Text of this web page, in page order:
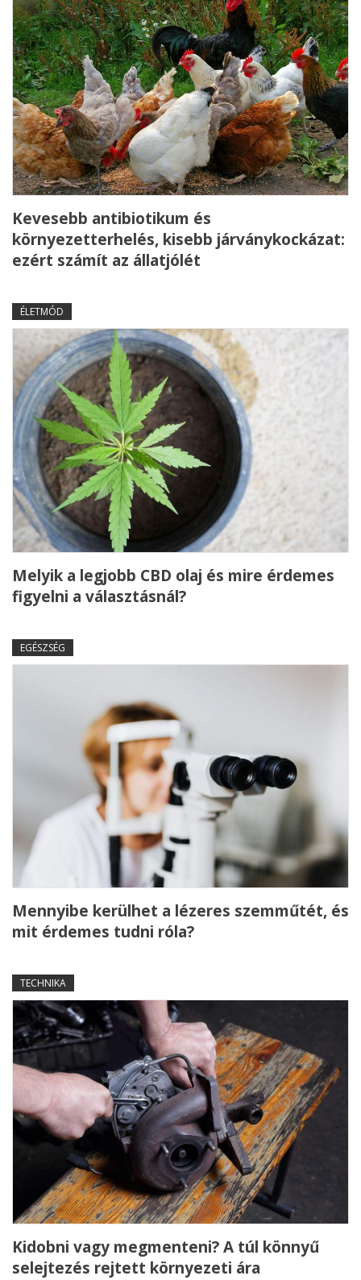
Kevesebb antibiotikum és
környezetterhelés, kisebb járványkockázat:
ezért számít az állatjólét
ÉLETMÓD
Melyik a legjobb CBD olaj és mire érdemes
figyelni a választásnál?
EGÉSZSÉG
Mennyibe kerülhet a lézeres szemműtét, és
mit érdemes tudni róla?
TECHNIKA
Kidobni vagy megmenteni? A túl könnyű
selejtezés rejtett környezeti ára